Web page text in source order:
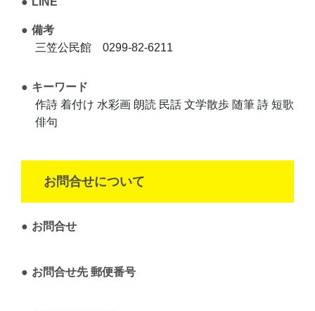
備考
三笠公民館 0299-82-6211
キーワード
作詩 着付け 水彩画 朗読 民話 文学散歩 随筆 詩 短歌
俳句
お問合せについて
お問合せ
お問合せ先 郵便番号